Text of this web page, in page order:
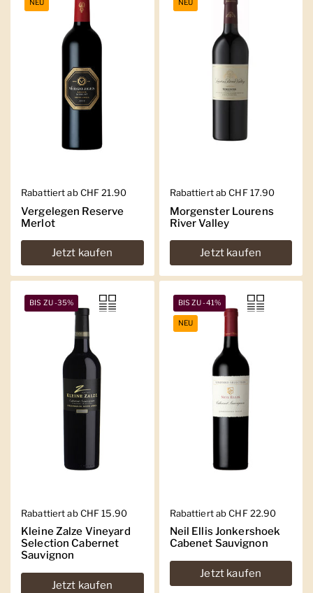
Regulärer Preis
Rabattiert ab CHF 21.90
Vergelegen Reserve
Merlot
Jetzt kaufen
NEU
Regulärer Preis
Rabattiert ab CHF 17.90
Morgenster Lourens
River Valley
Jetzt kaufen
NEU
Regulärer Preis
Rabattiert ab CHF 15.90
Kleine Zalze Vineyard
Selection Cabernet
Sauvignon
Jetzt kaufen
BIS ZU -35%
Regulärer Preis
Rabattiert ab CHF 22.90
Neil Ellis Jonkershoek
Cabenet Sauvignon
Jetzt kaufen
BIS ZU -41%
NEU